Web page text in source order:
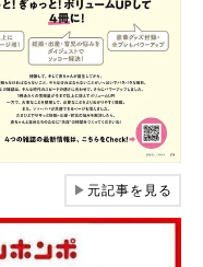
▶元記事を見る